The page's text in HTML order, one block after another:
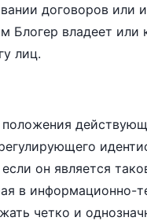
договоров или
Блогер владеет
лиц.
он является
в информационно-
четко и